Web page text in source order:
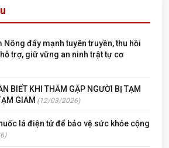
Nông đẩy mạnh tuyên truyền, thu hồi
trợ, giữ vững an ninh trật tự cơ
BIẾT KHI THĂM GẶP NGƯỜI BỊ TẠM
GIAM (12/03/2026)
lá điện tử để bảo vệ sức khỏe cộng